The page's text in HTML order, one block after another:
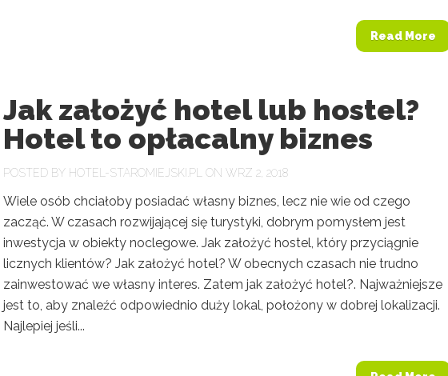
Read More
Jak założyć hotel lub hostel?
Hotel to opłacalny biznes
POSTED BY HOTEL-STAROMIEJSKI.PL ON WRZ 2, 2018
Wiele osób chciałoby posiadać własny biznes, lecz nie wie od czego
zacząć. W czasach rozwijającej się turystyki, dobrym pomysłem jest
inwestycja w obiekty noclegowe. Jak założyć hostel, który przyciągnie
licznych klientów? Jak założyć hotel? W obecnych czasach nie trudno
zainwestować we własny interes. Zatem jak założyć hotel?. Najważniejsze
jest to, aby znaleźć odpowiednio duży lokal, położony w dobrej lokalizacji.
Najlepiej jeśli...